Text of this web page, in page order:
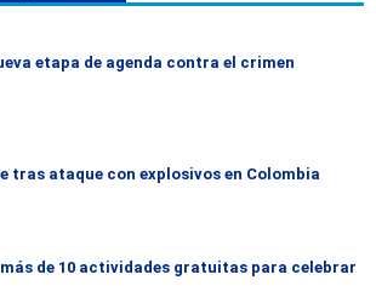
etapa de agenda contra el crimen
tras ataque con explosivos en Colombia
de 10 actividades gratuitas para celebrar